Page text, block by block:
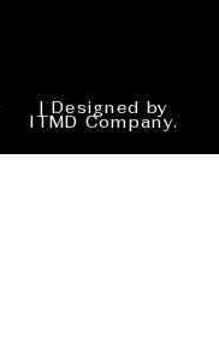
| Designed by
ITMD Company.